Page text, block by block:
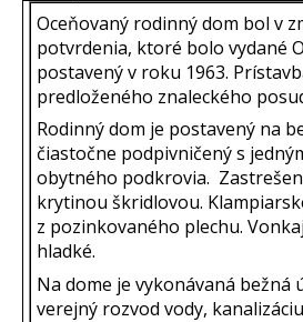
Oceňovaný rodinný dom bol v
potvrdenia, ktoré bolo vydané
postavený v roku 1963.
predloženého znaleckého
Rodinný dom je postavený na
čiastočne podpivničený s
obytného podkrovia.
krytinou škridlovou.
z pozinkovaného plechu.
hladké.
Na dome je vykonávaná bežná
verejný rozvod vody,